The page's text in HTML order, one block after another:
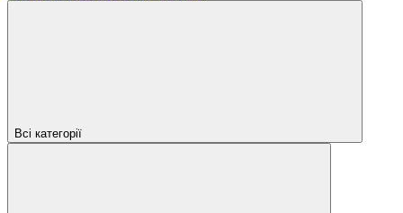
Всі категорії